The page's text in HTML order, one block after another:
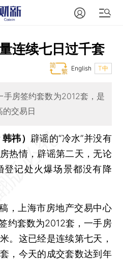
连续七日过千套
T中
English
手房签约套数为2012套，是
交易日
祎） 辟谣的“冷水”并没有
热情，辟谣第二天，无论
登记处火爆场景都没有降
上海市房地产交易中心
约套数为2012套，一手房
。这已经是连续第七天，
，今天的成交套数达到年